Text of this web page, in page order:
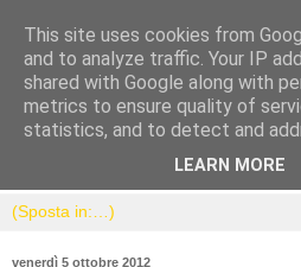
venerdì 5 ottobre 2012
This site uses cookies from
and to analyze traffic. Your IP
shared with Google along with
metrics to ensure quality of
statistics, and to detect and
LEARN MORE